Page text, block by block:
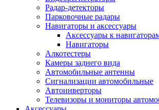
Валы переноса
Валы резиновые/
Втулки/
Девелоперы
Дозирущие лезвия
Другие зип
Кабели
Крышки
Лампы
Лотки, кассеты
Моторы/двигатели/
Радар-детекторы
Парковочные радары
Навигаторы и аксессуары
Аксессуары к
Навигаторы
Алкотестеры
Камеры заднего вида
Автомобильные антенны
Сигнализации автомобильные
Автоинверторы
Телевизоры и мониторы